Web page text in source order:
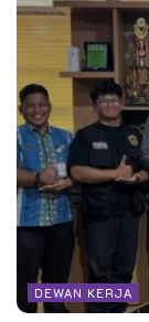
DEWAN KERJA